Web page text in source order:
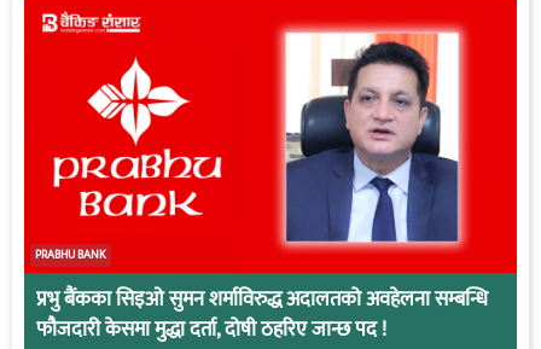
PRABHU BANK
प्रभु बैंकका सिइओ सुमन शर्माविरुद्ध अदालतको अवहेलना सम्बन्धि
फौजदारी केसमा मुद्धा दर्ता, दोषी ठहरिए जान्छ पद !